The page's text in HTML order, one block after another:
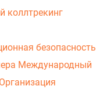
коллтрекинг
безопасность
Международный
Организация